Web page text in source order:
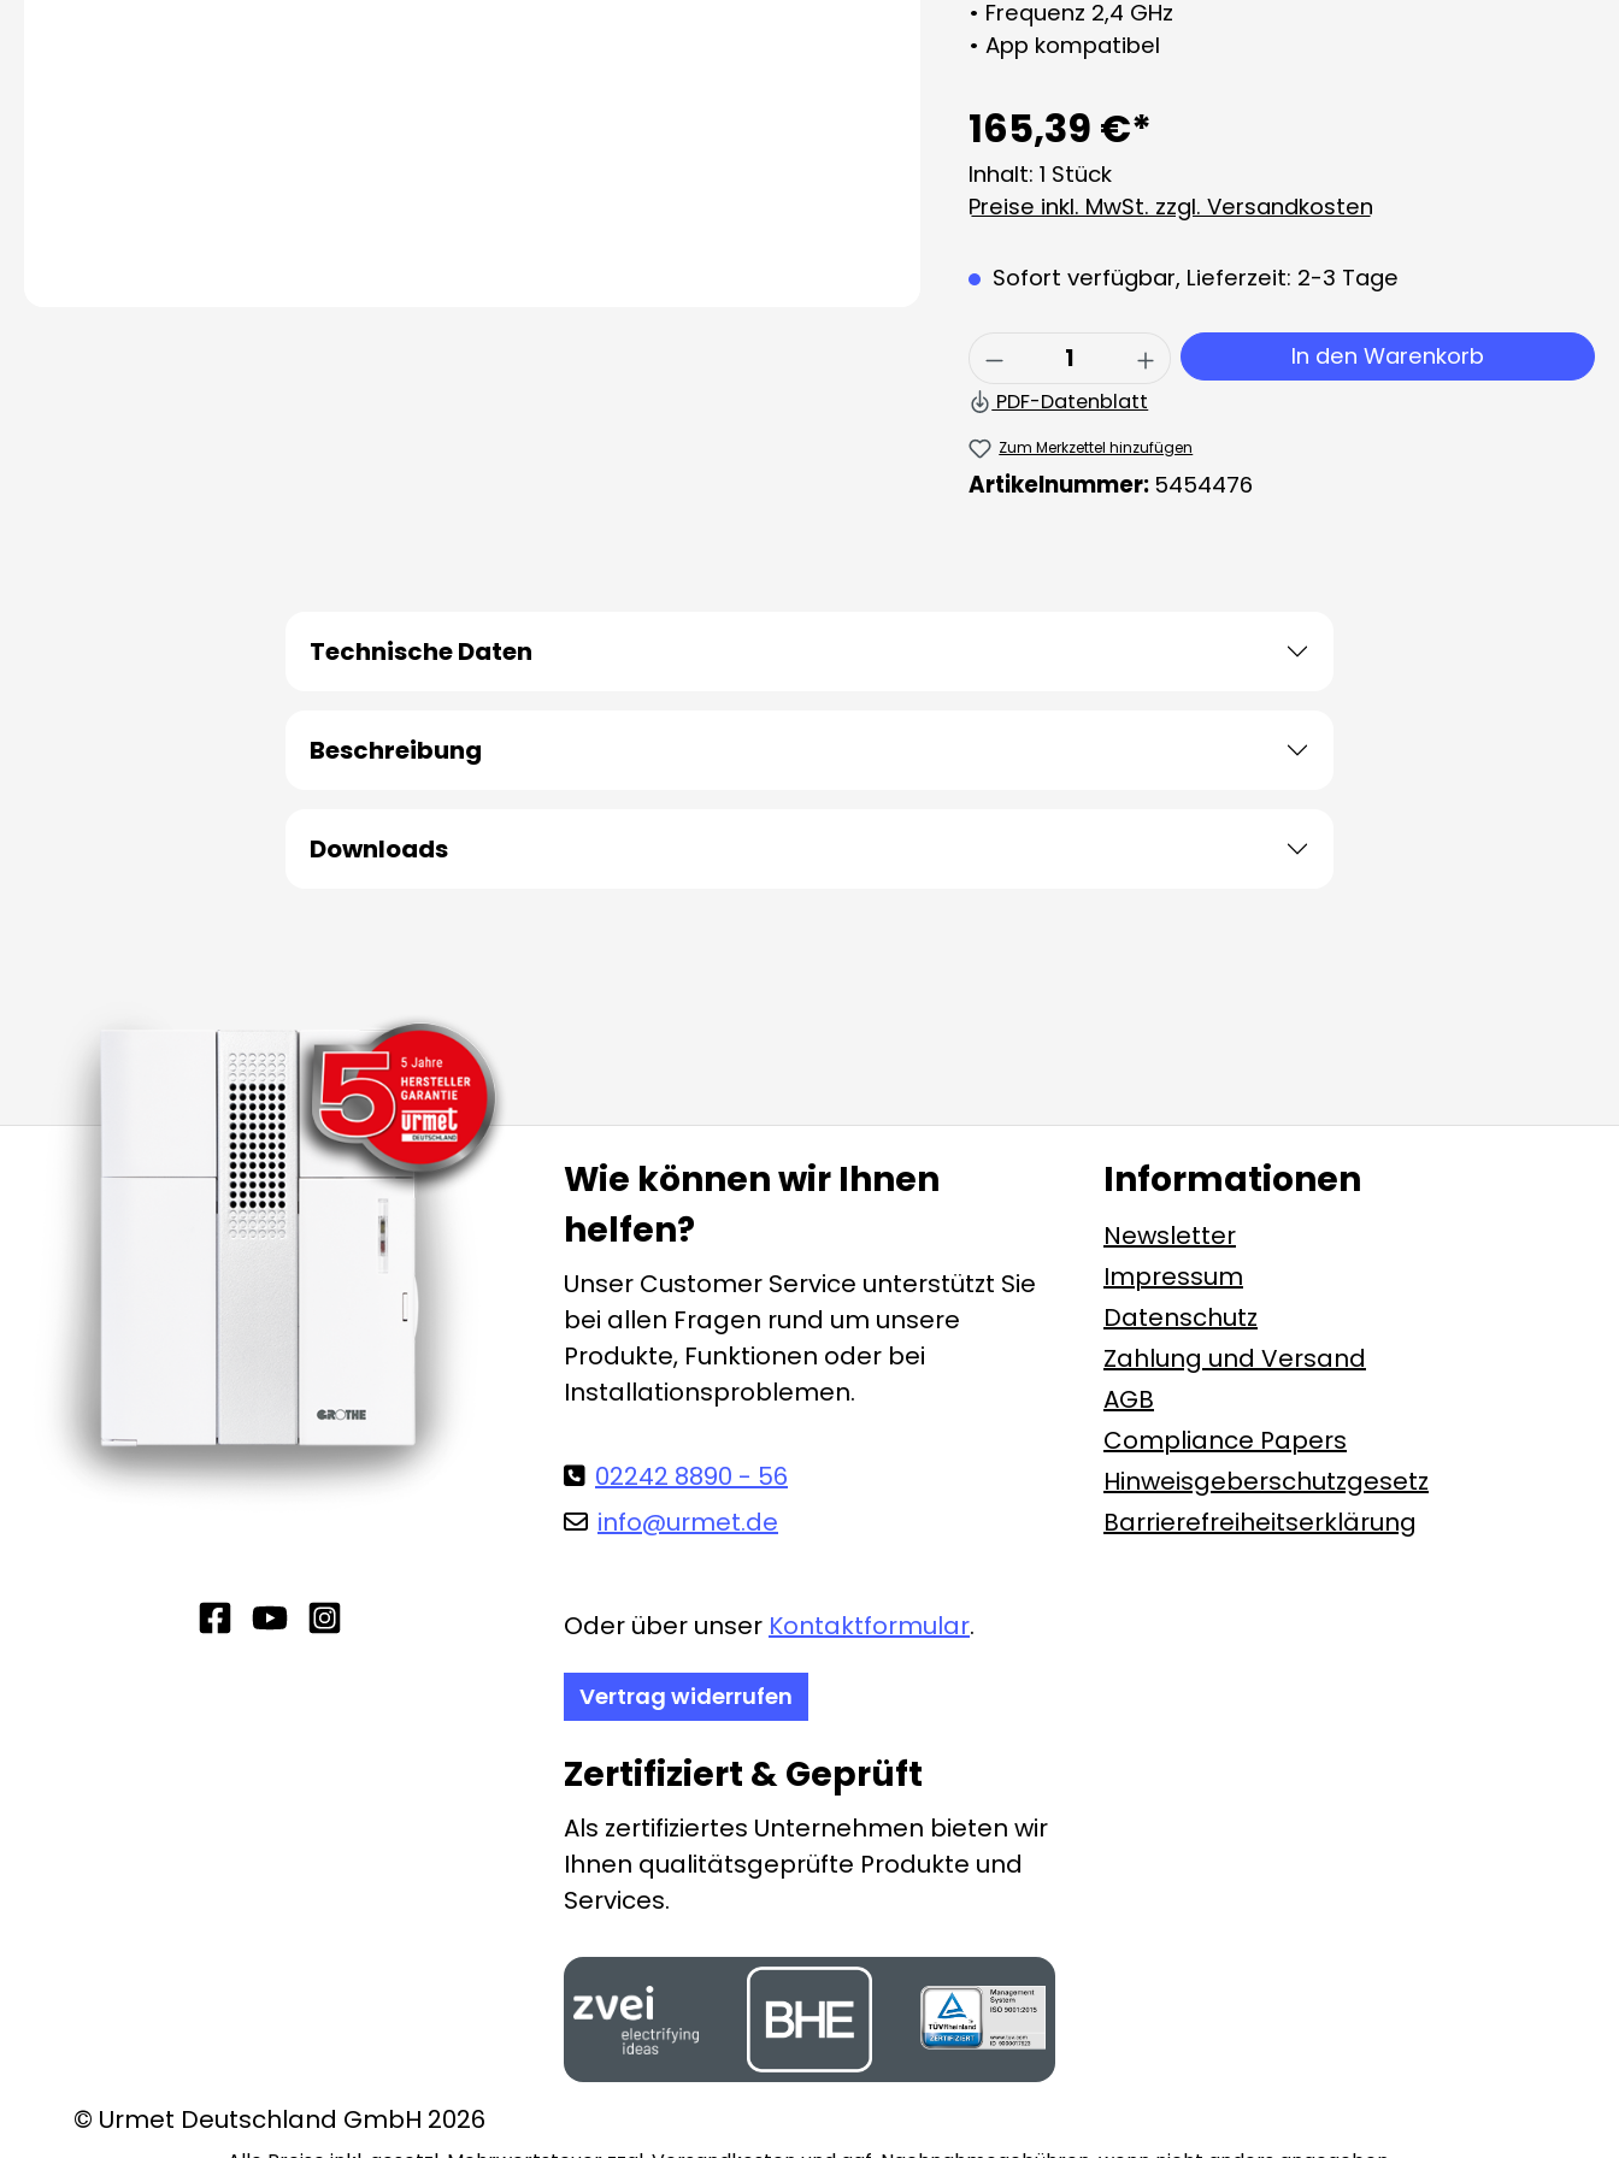
• Frequenz 2,4 GHz
• App kompatibel
165,39 €*
Inhalt: 1 Stück
Preise inkl. MwSt. zzgl. Versandkosten
Sofort verfügbar, Lieferzeit: 2-3 Tage
Produkt Anzahl: Gib den gewünschten
In den Warenkorb
PDF-Datenblatt
Zum Merkzettel hinzufügen
Artikelnummer: 5454476
Technische Daten
Beschreibung
Downloads
Wie können wir Ihnen
helfen?
Unser Customer Service unterstützt Sie
bei allen Fragen rund um unsere
Produkte, Funktionen oder bei
Installationsproblemen.
02242 8890 - 56
info@urmet.de
Oder über unser Kontaktformular.
Vertrag widerrufen
Zertifiziert & Geprüft
Als zertifiziertes Unternehmen bieten wir
Ihnen qualitätsgeprüfte Produkte und
Services.
Informationen
Newsletter
Impressum
Datenschutz
Zahlung und Versand
AGB
Compliance Papers
Hinweisgeberschutzgesetz
Barrierefreiheitserklärung
© Urmet Deutschland GmbH 2026